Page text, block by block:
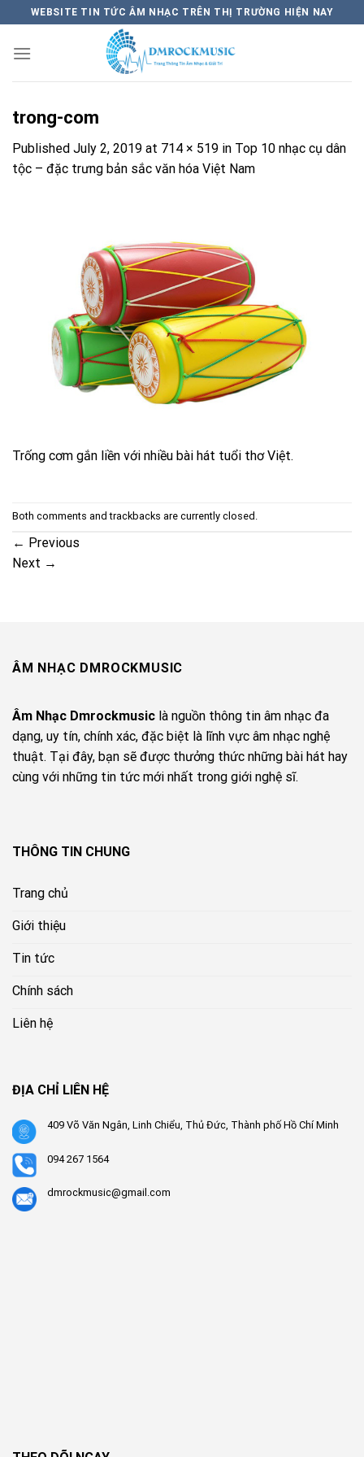
content
WEBSITE TIN TỨC ÂM NHẠC TRÊN THỊ TRƯỜNG HIỆN NAY
trong-com
Published July 2, 2019 at 714 × 519 in Top 10 nhạc cụ dân
tộc – đặc trưng bản sắc văn hóa Việt Nam
Trống cơm gắn liền với nhiều bài hát tuổi thơ Việt.
Both comments and trackbacks are currently closed.
← Previous
Next →
ÂM NHẠC DMROCKMUSIC
Âm Nhạc Dmrockmusic là nguồn thông tin âm nhạc đa
dạng, uy tín, chính xác, đặc biệt là lĩnh vực âm nhạc nghệ
thuật. Tại đây, bạn sẽ được thưởng thức những bài hát hay
cùng với những tin tức mới nhất trong giới nghệ sĩ.
THÔNG TIN CHUNG
Trang chủ
Giới thiệu
Tin tức
Chính sách
Liên hệ
ĐỊA CHỈ LIÊN HỆ
409 Võ Văn Ngân, Linh Chiểu, Thủ Đức, Thành phố Hồ Chí Minh
094 267 1564
dmrockmusic@gmail.com